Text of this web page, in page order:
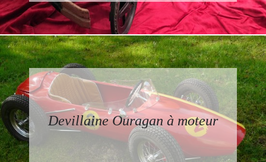
Devillaine Ouragan à moteur